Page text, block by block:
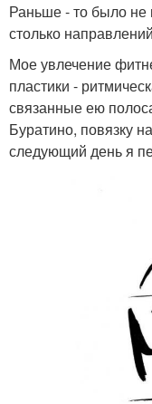
Раньше - то было не
столько
Мое увлечение
пластики -
связанные ею
Буратино, повязку
следующий день я